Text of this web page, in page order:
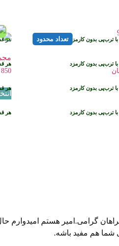
ترب‌پی بدون کارمزد
ترب‌پی بدون کارمزد
ترب‌پی بدون کارمزد
ترب‌پی بدون کارمزد
تعداد محدود هر
هر
هر
هر
850
گرامی.امیر هستم امیدوارم
شما هم مفید باشه.